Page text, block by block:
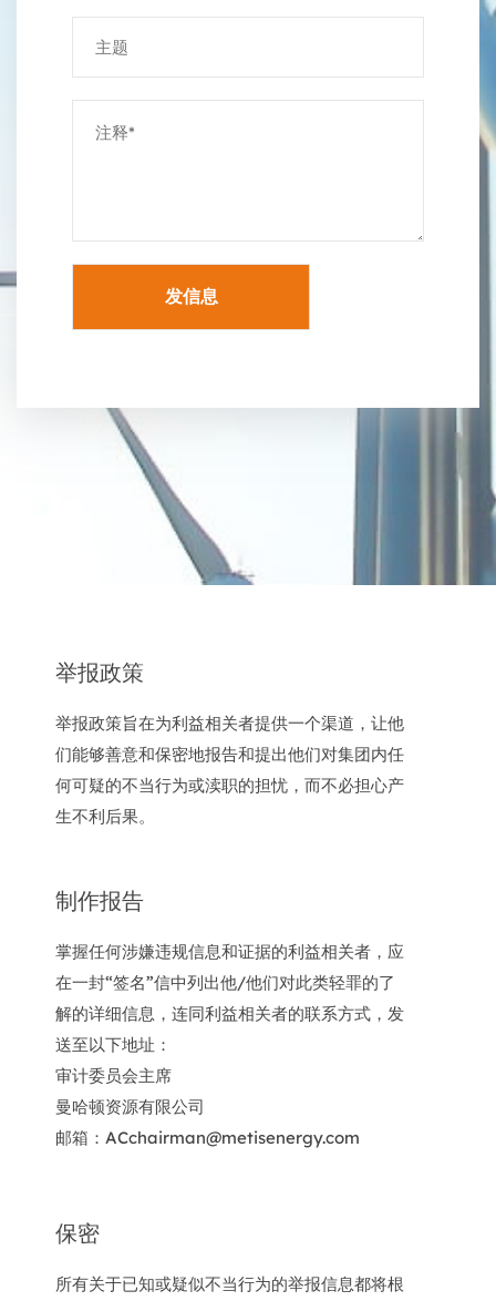
举报政策
举报政策旨在为利益相关者提供一个渠道，让他
们能够善意和保密地报告和提出他们对集团内任
何可疑的不当行为或渎职的担忧，而不必担心产
生不利后果。
制作报告
掌握任何涉嫌违规信息和证据的利益相关者，应
在一封“签名”信中列出他/他们对此类轻罪的了
解的详细信息，连同利益相关者的联系方式，发
送至以下地址：
审计委员会主席
曼哈顿资源有限公司
邮箱：ACchairman@metisenergy.com
保密
所有关于已知或疑似不当行为的举报信息都将根